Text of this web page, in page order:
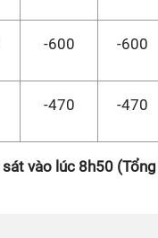
-600 -600
-470 -470
vào lúc 8h50 (Tổng